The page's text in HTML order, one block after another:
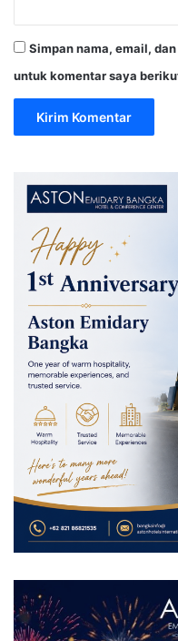
Simpan nama, email,
untuk komentar saya